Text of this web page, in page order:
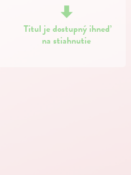
Titul je dostupný ihneď
na stiahnutie